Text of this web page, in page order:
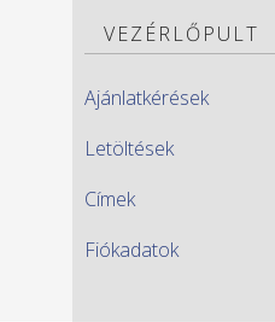
VEZÉRLŐPULT
Ajánlatkérések
Letöltések
Címek
Fiókadatok